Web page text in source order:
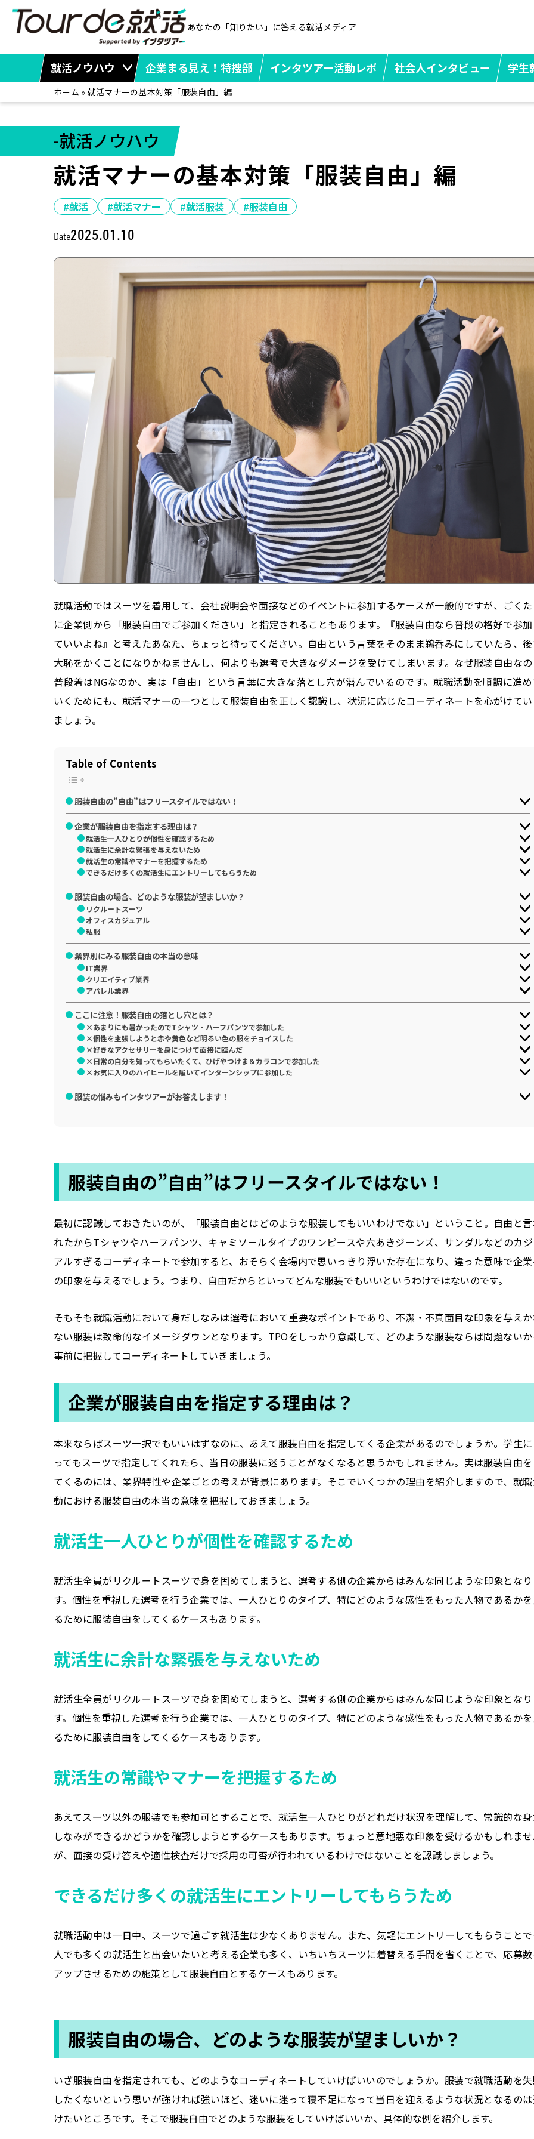
あなたの「知りたい」に答える就活メディア
就活ノウハウ 企業まる見え！特捜部 インタツアー活動レポ 社会人インタビュー 学生
ホーム » 就活マナーの基本対策「服装自由」編
-就活ノウハウ
就活マナーの基本対策「服装自由」編
#就活 #就活マナー #就活服装 #服装自由
Date2025.01.10
就職活動ではスーツを着用して、会社説明会や面接などのイベントに参加するケースが一般的ですが、ごく
に企業側から「服装自由でご参加ください」と指定されることもあります。『服装自由なら普段の格好で参
ていいよね』と考えたあなた、ちょっと待ってください。自由という言葉をそのまま鵜呑みにしていたら、
大恥をかくことになりかねませんし、何よりも選考で大きなダメージを受けてしまいます。なぜ服装自由な
普段着はNGなのか、実は「自由」という言葉に大きな落とし穴が潜んでいるのです。就職活動を順調に進
いくためにも、就活マナーの一つとして服装自由を正しく認識し、状況に応じたコーディネートを心がけて
ましょう。
Table of Contents
服装自由の”自由”はフリースタイルではない！
企業が服装自由を指定する理由は？
就活生一人ひとりが個性を確認するため
就活生に余計な緊張を与えないため
就活生の常識やマナーを把握するため
できるだけ多くの就活生にエントリーしてもらうため
服装自由の場合、どのような服装が望ましいか？
リクルートスーツ
オフィスカジュアル
私服
業界別にみる服装自由の本当の意味
IT業界
クリエイティブ業界
アパレル業界
ここに注意！服装自由の落とし穴とは？
×あまりにも暑かったのでTシャツ・ハーフパンツで参加した
×個性を主張しようと赤や黄色など明るい色の服をチョイスした
×好きなアクセサリーを身につけて面接に臨んだ
×日常の自分を知ってもらいたくて、ひげやつけま＆カラコンで参加した
×お気に入りのハイヒールを履いてインターンシップに参加した
服装の悩みもインタツアーがお答えします！
服装自由の”自由”はフリースタイルではない！
最初に認識しておきたいのが、「服装自由とはどのような服装してもいいわけでない」ということ。自由と
れたからTシャツやハーフパンツ、キャミソールタイプのワンピースや穴あきジーンズ、サンダルなどのカ
アルすぎるコーディネートで参加すると、おそらく会場内で思いっきり浮いた存在になり、違った意味で企
の印象を与えるでしょう。つまり、自由だからといってどんな服装でもいいというわけではないのです。
そもそも就職活動において身だしなみは選考において重要なポイントであり、不潔・不真面目な印象を与え
ない服装は致命的なイメージダウンとなります。TPOをしっかり意識して、どのような服装ならば問題ない
事前に把握してコーディネートしていきましょう。
企業が服装自由を指定する理由は？
本来ならばスーツ一択でもいいはずなのに、あえて服装自由を指定してくる企業があるのでしょうか。学生
ってもスーツで指定してくれたら、当日の服装に迷うことがなくなると思うかもしれません。実は服装自由
てくるのには、業界特性や企業ごとの考えが背景にあります。そこでいくつかの理由を紹介しますので、就
動における服装自由の本当の意味を把握しておきましょう。
就活生一人ひとりが個性を確認するため
就活生全員がリクルートスーツで身を固めてしまうと、選考する側の企業からはみんな同じような印象とな
す。個性を重視した選考を行う企業では、一人ひとりのタイプ、特にどのような感性をもった人物であるか
るために服装自由をしてくるケースもあります。
就活生に余計な緊張を与えないため
就活生全員がリクルートスーツで身を固めてしまうと、選考する側の企業からはみんな同じような印象とな
す。個性を重視した選考を行う企業では、一人ひとりのタイプ、特にどのような感性をもった人物であるか
るために服装自由をしてくるケースもあります。
就活生の常識やマナーを把握するため
あえてスーツ以外の服装でも参加可とすることで、就活生一人ひとりがどれだけ状況を理解して、常識的な
しなみができるかどうかを確認しようとするケースもあります。ちょっと意地悪な印象を受けるかもしれま
が、面接の受け答えや適性検査だけで採用の可否が行われているわけではないことを認識しましょう。
できるだけ多くの就活生にエントリーしてもらうため
就職活動中は一日中、スーツで過ごす就活生は少なくありません。また、気軽にエントリーしてもらうこと
人でも多くの就活生と出会いたいと考える企業も多く、いちいちスーツに着替える手間を省くことで、応募
アップさせるための施策として服装自由とするケースもあります。
服装自由の場合、どのような服装が望ましいか？
いざ服装自由を指定されても、どのようなコーディネートしていけばいいのでしょうか。服装で就職活動を
したくないという思いが強ければ強いほど、迷いに迷って寝不足になって当日を迎えるような状況となるの
けたいところです。そこで服装自由でどのような服装をしていけばいいか、具体的な例を紹介します。